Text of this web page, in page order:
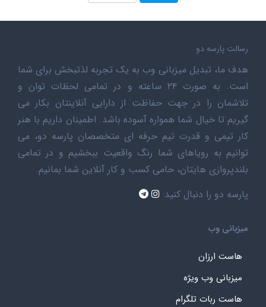
رسالت پارسه دو
هدف ما، تبدیل میزبانی وب به یک تجربه لذتبخش برای شما
است. به صورت ۲۴ ساعته و در تمامی لحظات توان و
تلاشمان را در جهت حفاظت از دارایی آنلاینتان بکار می
گیریم تا خیال شما همواره آسوده باشد. اطمینان داریم با هنر
کار تیمی و قدرت تیم حرفه ای متخصصان پارسه دو، می
توانیم به رویاهای شما رنگ واقعیت ببخشیم و در تمامی
بلندپروازی هایتان، حامی کسب و کار آنلاین شما بمانیم.
پارسه دو را دنبال کنید:
میزبانی وب
هاست ارزان
میزبانی وب ویژه
هاست ربات تلگرام